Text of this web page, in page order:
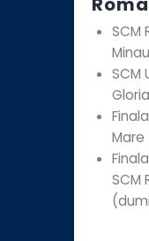
SCM
SCM
Mare
SCM